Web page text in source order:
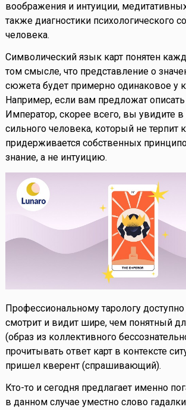
воображения и интуиции,
также диагностики психологического
человека.
Символический язык карт понятен
том смысле, что представление о
сюжета будет примерно одинаковое у
Например, если вам предложат
Император, скорее всего, вы увидите в
сильного человека, который не терпит
придерживается собственных
знание, а не интуицию.
Профессиональному тарологу
смотрит и видит шире, чем понятный
(образ из коллективного
прочитывать ответ карт в контексте
пришел кверент (спрашивающий).
Кто-то и сегодня предлагает именно
в данном случае уместно слово